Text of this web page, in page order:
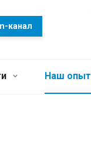
канал
Наш опыт